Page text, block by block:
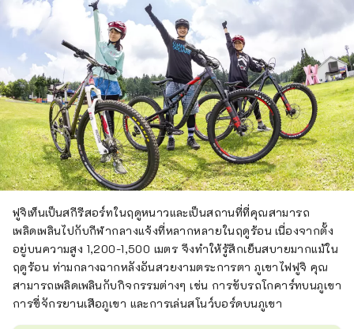
ฟูจิเท็นเป็นสกีรีสอร์ทในฤดูหนาวและเป็นสถานที่ที่คุณสามารถ
เพลิดเพลินไปกับกีฬากลางแจ้งที่หลากหลายในฤดูร้อน เนื่องจากตั้ง
อยู่บนความสูง 1,200-1,500 เมตร จึงทำให้รู้สึกเย็นสบายมากแม้ใน
ฤดูร้อน ท่ามกลางฉากหลังอันสวยงามตระการตา ภูเขาไฟฟูจิ คุณ
สามารถเพลิดเพลินกับกิจกรรมต่างๆ เช่น การขับรถโกคาร์ทบนภูเขา
การขี่จักรยานเสือภูเขา และการเล่นสโนว์บอร์ดบนภูเขา